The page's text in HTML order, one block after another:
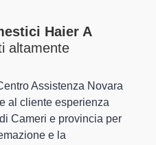
Haier A
altamente
Assistenza Novara
al cliente esperienza
Cameri e provincia per
e la